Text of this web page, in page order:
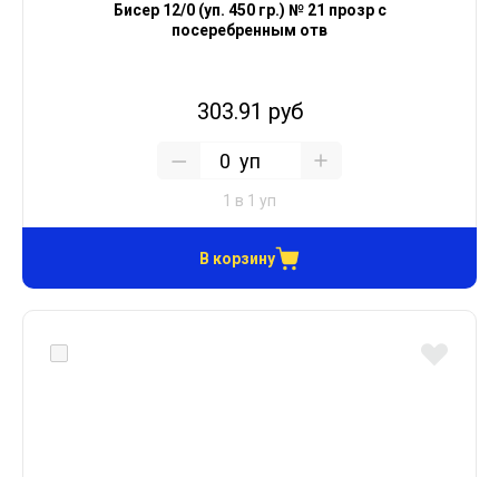
Бисер 12/0 (уп. 450 гр.) № 21 прозр с
посеребренным отв
303.91 руб
уп
1 в 1 уп
В корзину